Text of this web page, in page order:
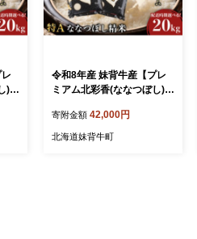
)】
令和8年産 妹背牛産【プレ
ミアム北彩香(ななつぼし)】
月発送
寄附金額 42,000円
北海道妹背牛町